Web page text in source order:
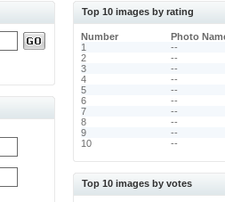
Top 10 images by rating
Number Photo
1
--
2
--
3
--
4
--
5
--
6
--
7
--
8
--
9
--
10
--
Top 10 images by votes